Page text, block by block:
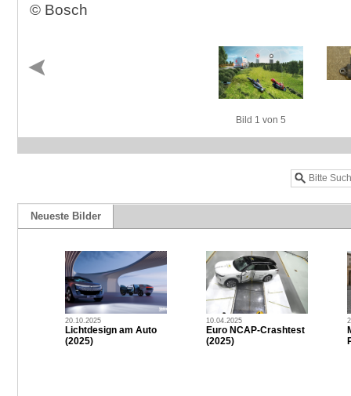
© Bosch
Bild 1 von 5
Neueste Bilder
20.10.2025
Lichtdesign am Auto
(2025)
10.04.2025
Euro NCAP-Crashtest
(2025)